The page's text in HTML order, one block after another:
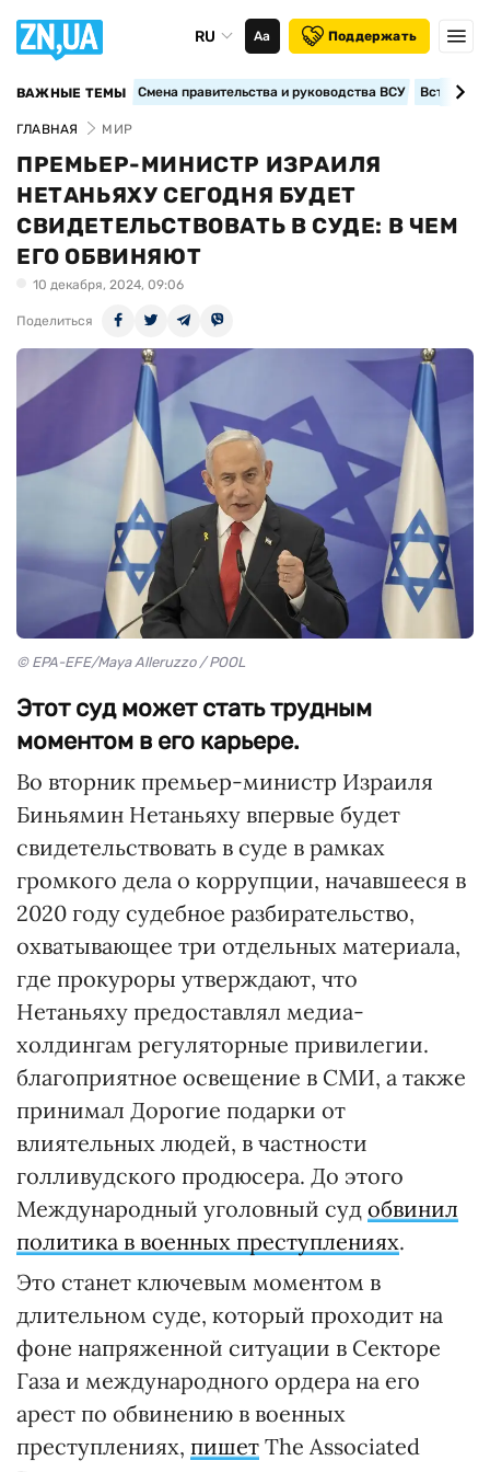
RU Аа Поддержать
ВАЖНЫЕ ТЕМЫ Смена правительства и руководства ВСУ
ГЛАВНАЯ МИР
ПРЕМЬЕР-МИНИСТР ИЗРАИЛЯ
НЕТАНЬЯХУ СЕГОДНЯ БУДЕТ
СВИДЕТЕЛЬСТВОВАТЬ В СУДЕ: В ЧЕМ
ЕГО ОБВИНЯЮТ
10 декабря, 2024, 09:06
Поделиться
© EPA-EFE/Maya Alleruzzo / POOL
Этот суд может стать трудным
моментом в его карьере.
Во вторник премьер-министр Израиля
Биньямин Нетаньяху впервые будет
свидетельствовать в суде в рамках
громкого дела о коррупции, начавшееся в
2020 году судебное разбирательство,
охватывающее три отдельных материала,
где прокуроры утверждают, что
Нетаньяху предоставлял медиа-
холдингам регуляторные привилегии.
благоприятное освещение в СМИ, а также
принимал Дорогие подарки от
влиятельных людей, в частности
голливудского продюсера. До этого
Международный уголовный суд обвинил
политика в военных преступлениях.
Это станет ключевым моментом в
длительном суде, который проходит на
фоне напряженной ситуации в Секторе
Газа и международного ордера на его
арест по обвинению в военных
преступлениях, пишет The Associated